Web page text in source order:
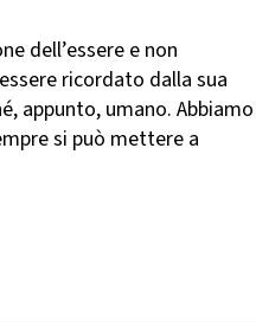
dell’essere e non
ricordato dalla sua
appunto, umano. Abbiamo
si può mettere a